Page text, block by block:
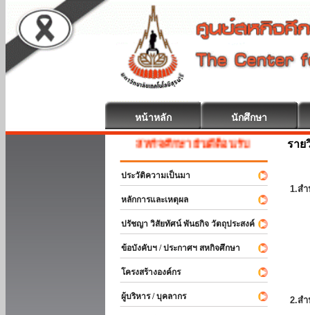
หน้าหลัก นักศึกษา
สหกิจศึกษา ยินดีต้อนรับ
ประวัติความเป็นมา
หลักการและเหตุผล
ปรัชญา วิสัยทัศน์ พันธกิจ วัตถุประสงค์
ข้อบังคับฯ / ประกาศฯ สหกิจศึกษา
โครงสร้างองค์กร
ผู้บริหาร / บุคลากร
ราย
1.ส
2.ส